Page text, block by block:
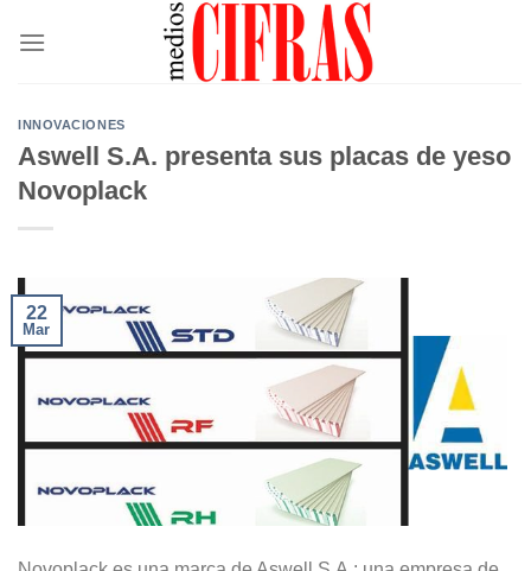
INNOVACIONES
Aswell S.A. presenta sus placas de yeso
Novoplack
22
Mar